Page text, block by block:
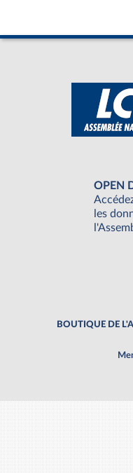
OPEN
les
BOUTIQUE DE